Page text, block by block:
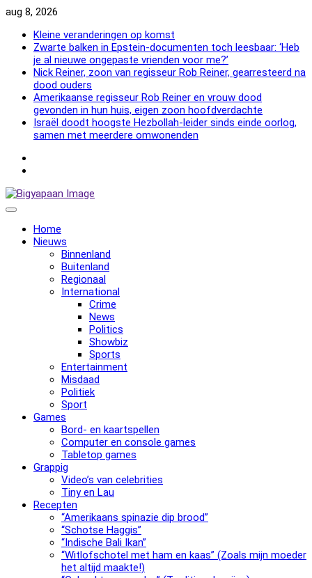
Skip
content
aug 8, 2026
Kleine veranderingen op komst
Zwarte balken in Epstein-documenten toch leesbaar: ‘Heb
je al nieuwe ongepaste vrienden voor me?’
Nick Reiner, zoon van regisseur Rob Reiner, gearresteerd na
dood ouders
Amerikaanse regisseur Rob Reiner en vrouw dood
gevonden in hun huis, eigen zoon hoofdverdachte
Israël doodt hoogste Hezbollah-leider sinds einde oorlog,
samen met meerdere omwonenden
Home
Nieuws
Binnenland
Buitenland
Regionaal
International
Crime
News
Politics
Showbiz
Sports
Entertainment
Misdaad
Politiek
Sport
Games
Bord- en kaartspellen
Computer en console games
Tabletop games
Grappig
Video’s van celebrities
Tiny en Lau
Recepten
“Amerikaans spinazie dip brood”
“Schotse Haggis”
“Indische Bali Ikan”
“Witlofschotel met ham en kaas” (Zoals mijn moeder
het altijd maakte!)